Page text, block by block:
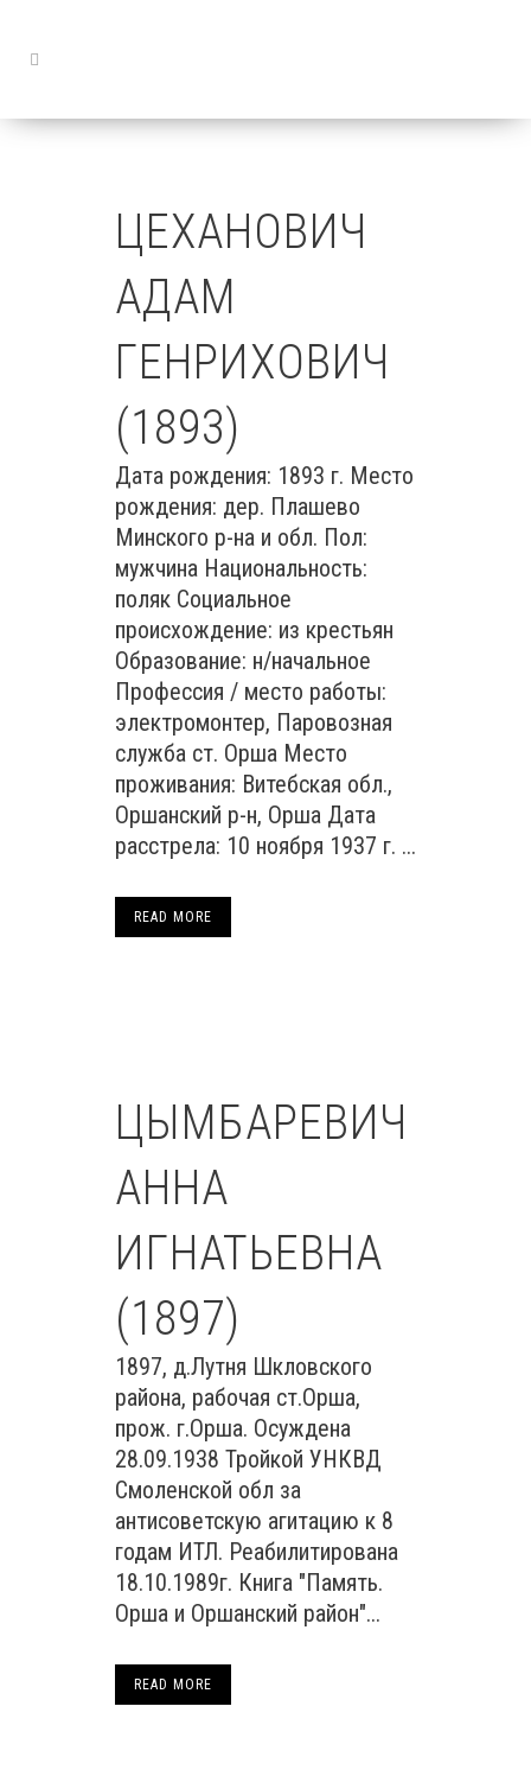
ЦЕХАНОВИЧ
АДАМ
ГЕНРИХОВИЧ
(1893)
Дата рождения: 1893 г. Место
рождения: дер. Плашево
Минского р-на и обл. Пол:
мужчина Национальность:
поляк Социальное
происхождение: из крестьян
Образование: н/начальное
Профессия / место работы:
электромонтер, Паровозная
служба ст. Орша Место
проживания: Витебская обл.,
Оршанский р-н, Орша Дата
расстрела: 10 ноября 1937 г. ...
READ MORE
ЦЫМБАРЕВИЧ
АННА
ИГНАТЬЕВНА
(1897)
1897, д.Лутня Шкловского
района, рабочая ст.Орша,
прож. г.Орша. Осуждена
28.09.1938 Тройкой УНКВД
Смоленской обл за
антисоветскую агитацию к 8
годам ИТЛ. Реабилитирована
18.10.1989г. Книга "Память.
Орша и Оршанский район"...
READ MORE